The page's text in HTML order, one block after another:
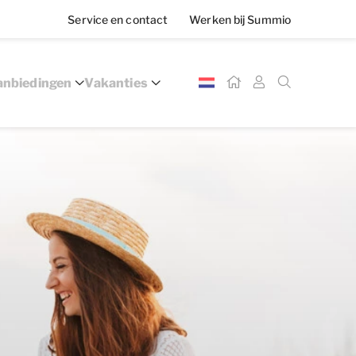
Service en contact Werken bij Summio
Vakanties